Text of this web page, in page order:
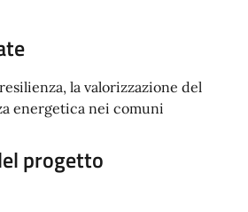
la valorizzazione del
energetica nei comuni
progetto